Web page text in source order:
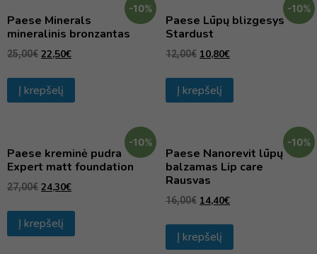
-10%
Paese Minerals
mineralinis bronzantas
25,00€ 22,50€
Į krepšelį
-10%
Paese Lūpų blizgesys
Stardust
12,00€ 10,80€
Į krepšelį
-10%
Paese kreminė pudra
Expert matt foundation
27,00€ 24,30€
Į krepšelį
-10%
Paese Nanorevit lūpų
balzamas Lip care
Rausvas
16,00€ 14,40€
Į krepšelį